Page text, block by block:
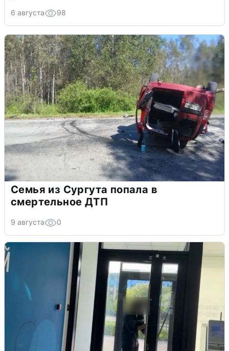
6 августа 98
Семья из Сургута попала в
смертельное ДТП
9 августа 0